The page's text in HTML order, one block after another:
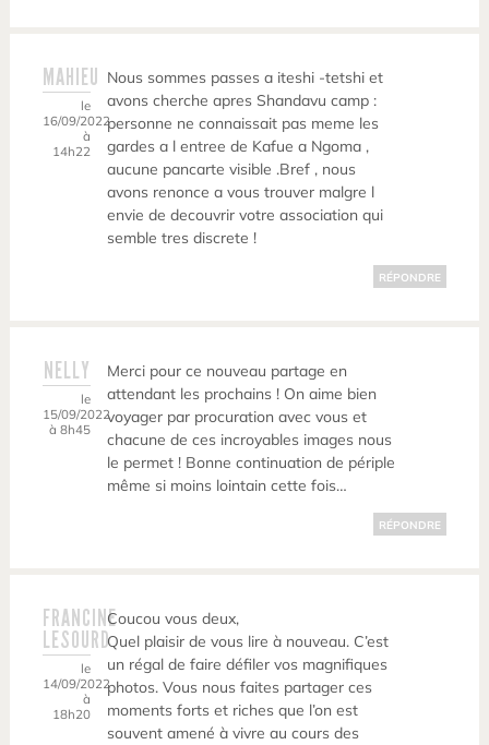
MAHIEU
le
16/09/2022
à
14h22
Nous sommes passes a iteshi -tetshi et
avons cherche apres Shandavu camp :
personne ne connaissait pas meme les
gardes a l entree de Kafue a Ngoma ,
aucune pancarte visible .Bref , nous
avons renonce a vous trouver malgre l
envie de decouvrir votre association qui
semble tres discrete !
RÉPONDRE
NELLY
le
15/09/2022
à 8h45
Merci pour ce nouveau partage en
attendant les prochains ! On aime bien
voyager par procuration avec vous et
chacune de ces incroyables images nous
le permet ! Bonne continuation de périple
même si moins lointain cette fois…
RÉPONDRE
FRANCINE
LESOURD
le
14/09/2022
à
18h20
Coucou vous deux,
Quel plaisir de vous lire à nouveau. C’est
un régal de faire défiler vos magnifiques
photos. Vous nous faites partager ces
moments forts et riches que l’on est
souvent amené à vivre au cours des